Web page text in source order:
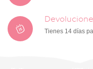
Tienes 14 días